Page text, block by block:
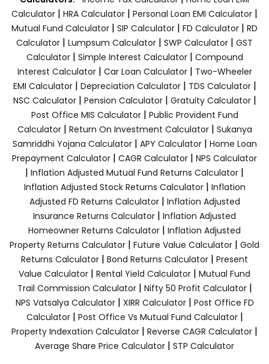
Calculator | HRA Calculator | Personal Loan EMI Calculator |
Mutual Fund Calculator | SIP Calculator | FD Calculator | RD
Calculator | Lumpsum Calculator | SWP Calculator | GST
Calculator| Simple Interest Calculator| Compound
Interest Calculator| Car Loan Calculator| Two-Wheeler
EMI Calculator| Depreciation Calculator| TDS Calculator|
NSC Calculator| Pension Calculator| Gratuity Calculator|
Post Office MIS Calculator| Public Provident Fund
Calculator| Return On Investment Calculator| Sukanya
Samriddhi Yojana Calculator| APY Calculator| Home Loan
Prepayment Calculator | CAGR Calculator | NPS Calculator
| Inflation Adjusted Mutual Fund Returns Calculator |
Inflation Adjusted Stock Returns Calculator| Inflation
Adjusted FD Returns Calculator| Inflation Adjusted
Insurance Returns Calculator | Inflation Adjusted
Homeowner Returns Calculator | Inflation Adjusted
Property Returns Calculator | Future Value Calculator | Gold
Returns Calculator | Bond Returns Calculator | Present
Value Calculator | Rental Yield Calculator | Mutual Fund
Trail Commission Calculator| Nifty 50 Profit Calculator|
NPS Vatsalya Calculator| XIRR Calculator| Post Office FD
Calculator| Post Office Vs Mutual Fund Calculator|
Property Indexation Calculator | Reverse CAGR Calculator |
Average Share Price Calculator | STP Calculator